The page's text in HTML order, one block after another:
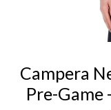
Campera
Pre-Game